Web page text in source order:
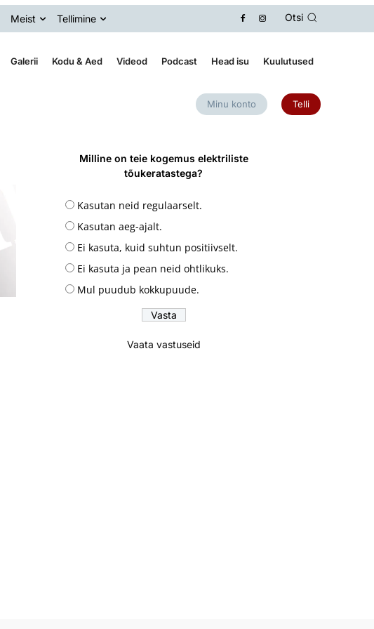
Meist Tellimine Otsi
Galerii Kodu & Aed Videod Podcast Head isu Kuulutused
Minu konto Telli
Milline on teie kogemus elektriliste
tõukeratastega?
Kasutan neid regulaarselt.
Kasutan aeg-ajalt.
Ei kasuta, kuid suhtun positiivselt.
Ei kasuta ja pean neid ohtlikuks.
Mul puudub kokkupuude.
Vaata vastuseid